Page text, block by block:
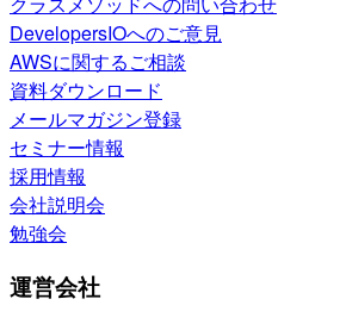
DevelopersIOへのご意見
AWSに関するご相談
資料ダウンロード
メールマガジン登録
セミナー情報
採用情報
会社説明会
勉強会
運営会社